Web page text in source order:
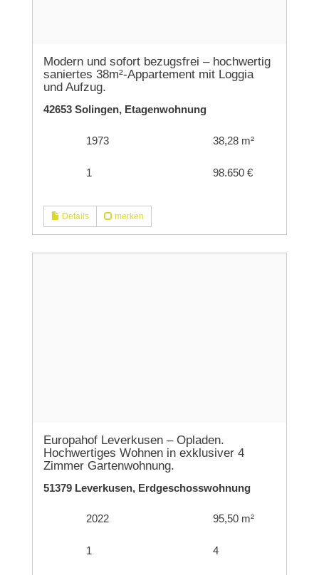
Modern und sofort bezugsfrei – hochwertig
saniertes 38m²-Appartement mit Loggia
und Aufzug.
42653 Solingen, Etagenwohnung
1973 38,28 m²
1 98.650 €
Details merken
Europahof Leverkusen – Opladen.
Hochwertiges Wohnen in exklusiver 4
Zimmer Gartenwohnung.
51379 Leverkusen, Erdgeschosswohnung
2022 95,50 m²
1 4